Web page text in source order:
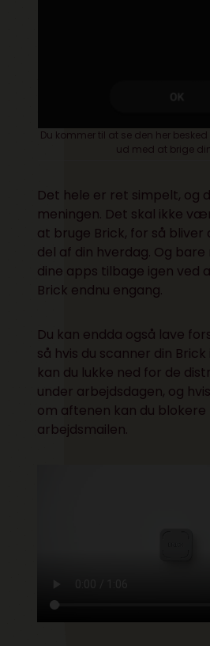
Du kommer til at se den her
ud med at brige
Det hele er ret simpelt, og
meningen. Det skal ikke
at bruge Brick, for så bliver
del af din hverdag. Og bare
dine apps tilbage igen ved
Brick endnu engang.
Du kan endda også lave
så hvis du scanner din
kan du lukke ned for de
under arbejdsdagen, og
om aftenen kan du blokere
arbejdsmailen.